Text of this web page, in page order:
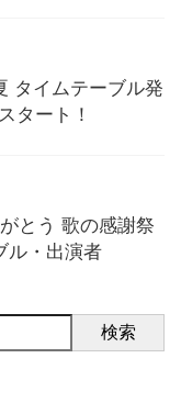
タイムテーブル発
タート！
とう 歌の感謝祭
ル・出演者
検索